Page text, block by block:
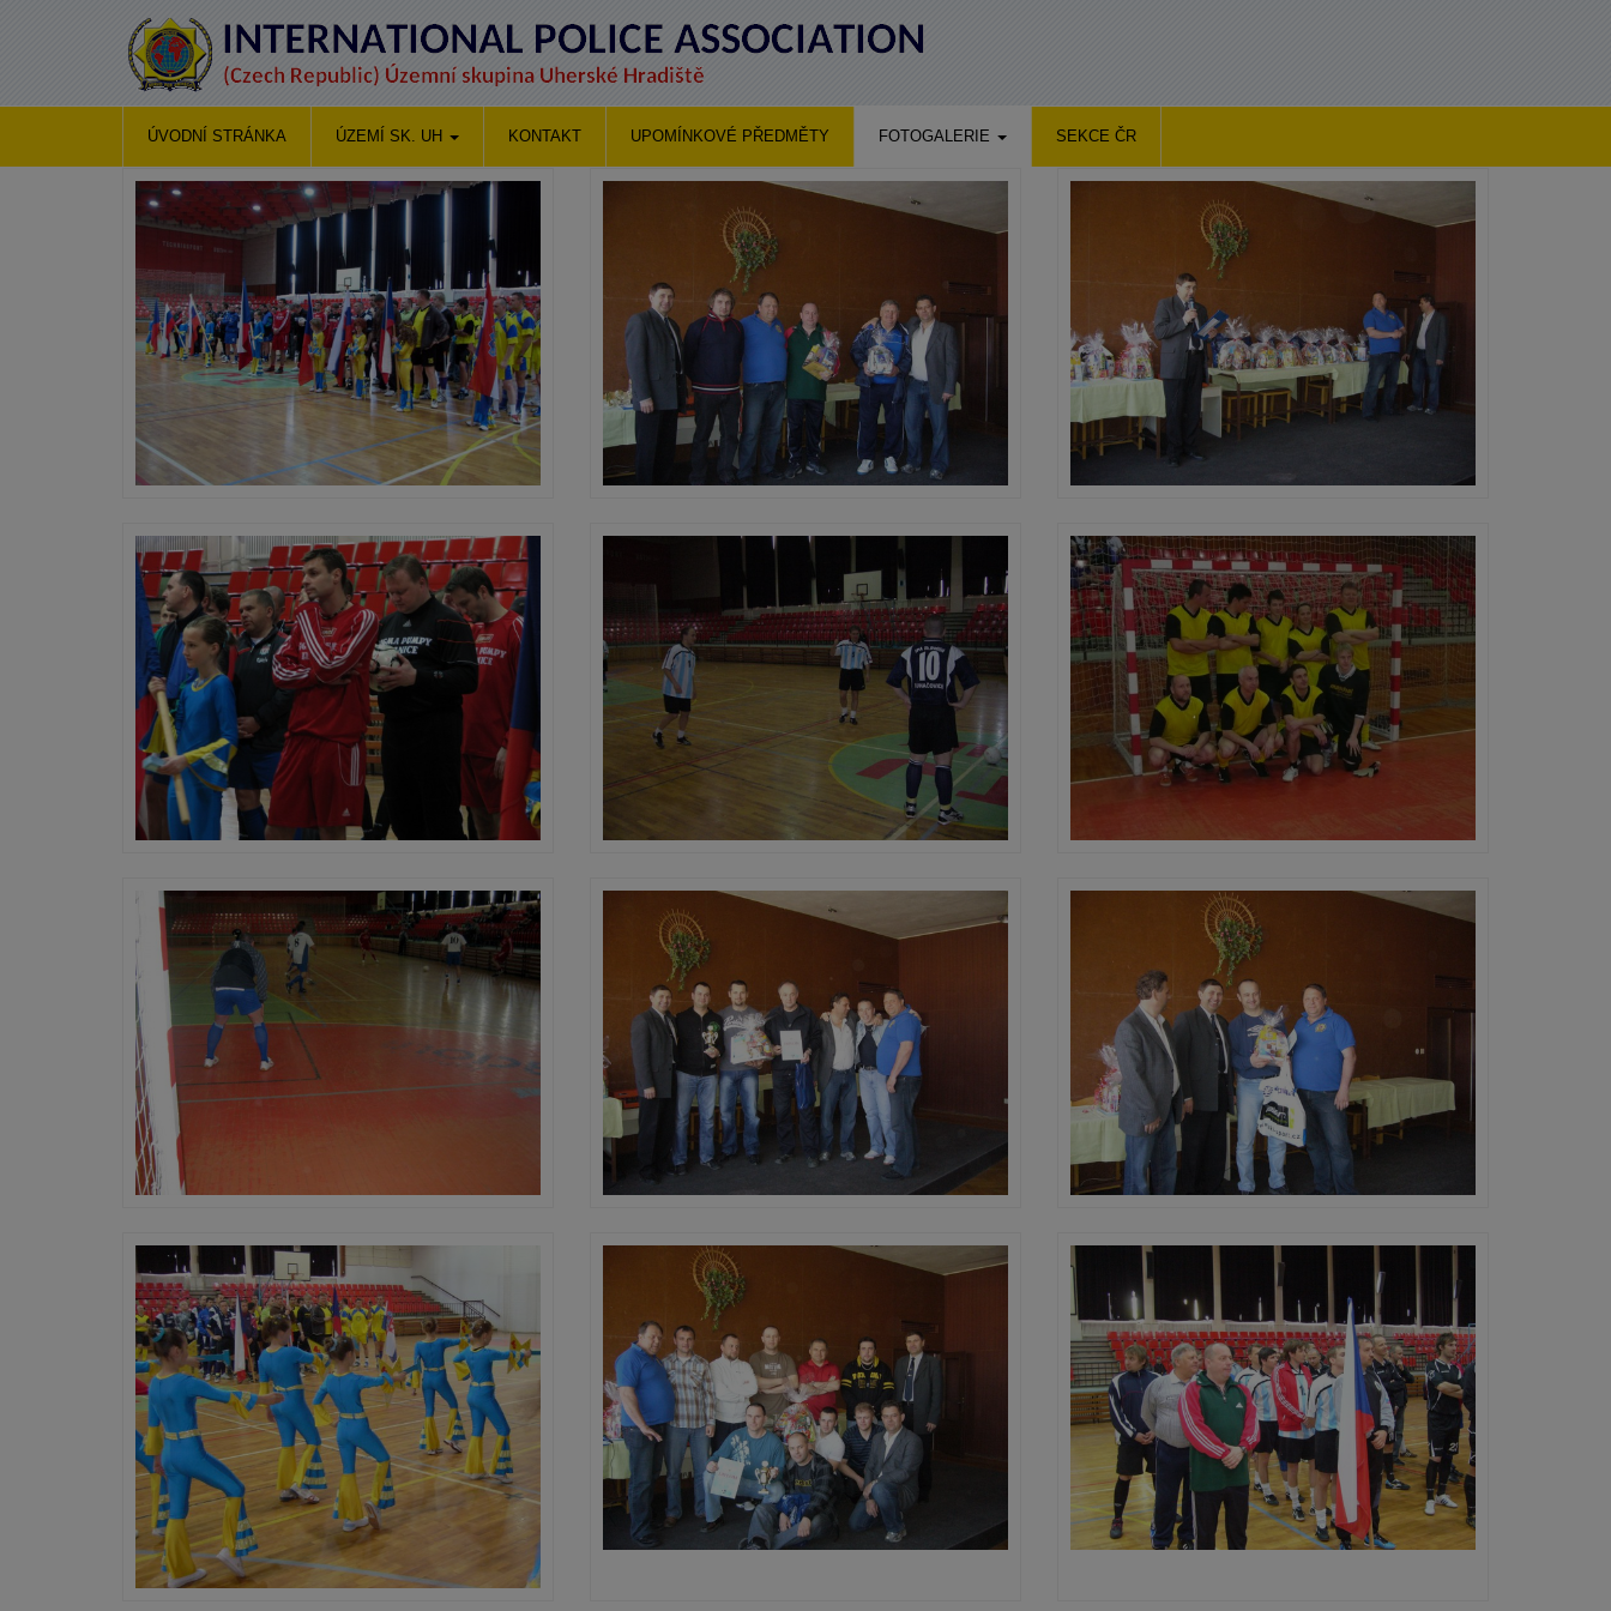
ÚVODNÍ STRÁNKA ÚZEMÍ SK. UH KONTAKT UPOMÍNKOVÉ PŘEDMĚTY FOTOGALERIE SEKCE ČR